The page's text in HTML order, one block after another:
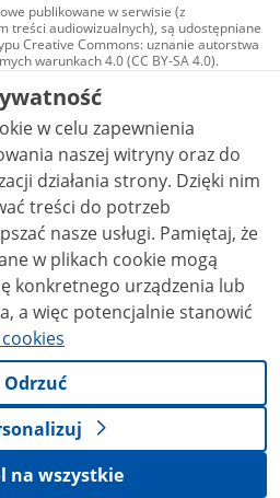
publikowane w serwisie (z
treści audiowizualnych), są udostępniane
Creative Commons: uznanie autorstwa
warunkach 4.0 (CC BY-SA 4.0).
w tym zdjęcia, materiały
są udostępniane na licencji typu
uznanie autorstwa użycie
- bez utworów zależnych 4.0 (CC BY-
o ile nie jest to stwierdzone inaczej.
w celu zapewnienia
naszej witryny oraz do
strony. Dzięki nim
treści do potrzeb
usługi. Pamiętaj, że
w plikach cookie mogą
konkretnego urządzenia lub
a więc potencjalnie stanowić
Odrzuć
na wszystkie